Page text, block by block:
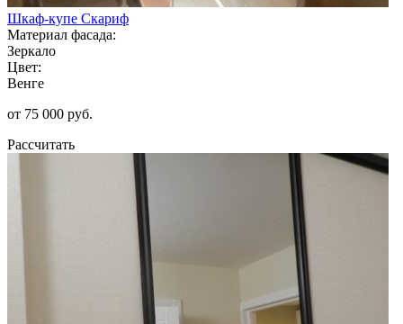
Шкаф-купе Скариф
Материал фасада:
Зеркало
Цвет:
Венге
от 75 000 руб.
Рассчитать